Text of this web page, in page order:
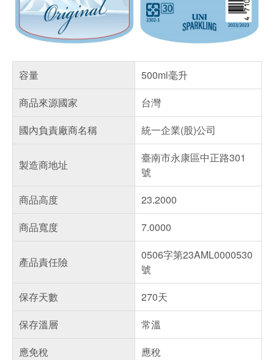
容量
500ml毫升
商品來源國家
台灣
國內負責廠商名稱
統一企業(股)公司
製造商地址
臺南市永康區中正路301
號
商品高度
23.2000
商品寬度
7.0000
產品責任險
0506字第23AML0000530
號
保存天數
270天
保存溫層
常溫
應免稅
應稅